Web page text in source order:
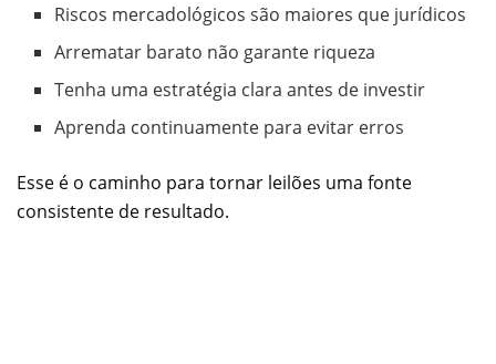
Riscos mercadológicos são maiores que jurídicos
Arrematar barato não garante riqueza
Tenha uma estratégia clara antes de investir
Aprenda continuamente para evitar erros
Esse é o caminho para tornar leilões uma fonte
consistente de resultado.